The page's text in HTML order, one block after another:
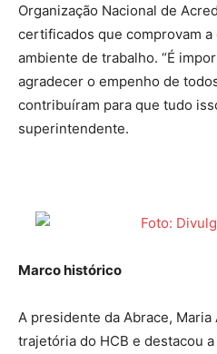
Organização Nacional de
certificados que comprovam a
ambiente de trabalho. “É
agradecer o empenho de
contribuíram para que tudo
superintendente.
Marco histórico
A presidente da Abrace,
trajetória do HCB e destacou